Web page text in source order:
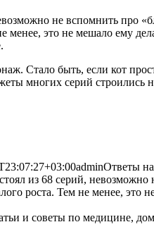
не вспомнить про
менее, это не мешало ему
Стало быть, если кот
многих серий строились
adminОтветы на
из 68 серий, невозможно
роста. Тем не менее, это